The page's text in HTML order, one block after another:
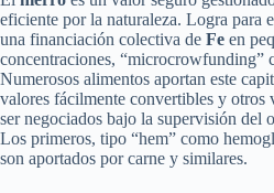
eficiente por la naturaleza. Logra para
una financiación colectiva de Fe en
concentraciones, “microcrowfunding”
Numerosos alimentos aportan este
valores fácilmente convertibles y otros
ser negociados bajo la supervisión del
Los primeros, tipo “hem” como
son aportados por carne y similares.